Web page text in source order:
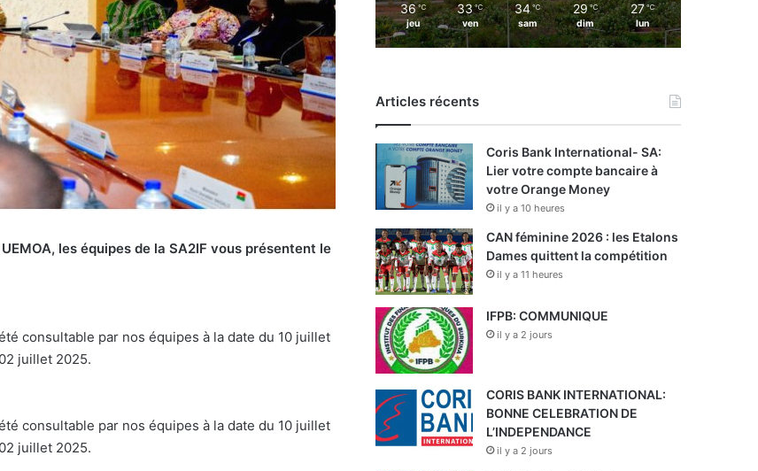
les équipes de la SA2IF vous présentent le
consultable par nos équipes à la date du 10 juillet
juillet 2025.
consultable par nos équipes à la date du 10 juillet
juillet 2025.
36 ℃
jeu
33 ℃
ven
34 ℃
sam
29 ℃
dim
27 ℃
lun
Articles récents
Coris Bank International- SA:
Lier votre compte bancaire à
votre Orange Money
il y a 10 heures
CAN féminine 2026 : les Etalons
Dames quittent la compétition
il y a 11 heures
IFPB: COMMUNIQUE
il y a 2 jours
CORIS BANK INTERNATIONAL:
BONNE CELEBRATION DE
L’INDEPENDANCE
il y a 2 jours